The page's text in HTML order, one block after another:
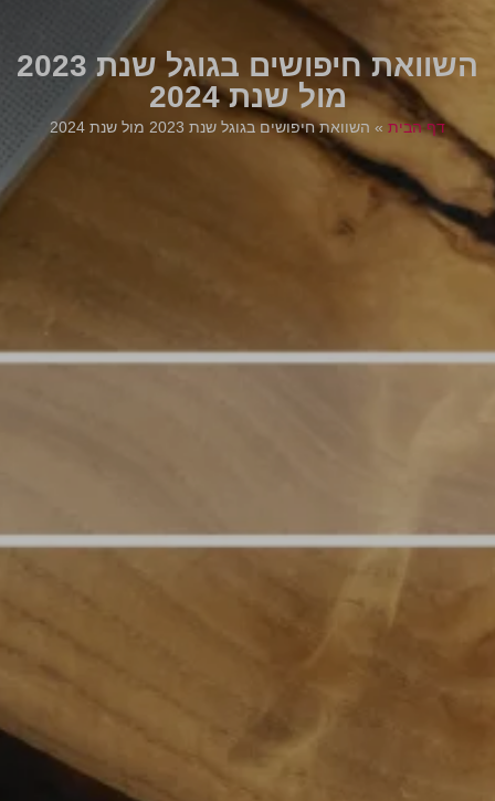
השוואת חיפושים בגוגל שנת 2023
מול שנת 2024
דף הבית » השוואת חיפושים בגוגל שנת 2023 מול שנת 2024